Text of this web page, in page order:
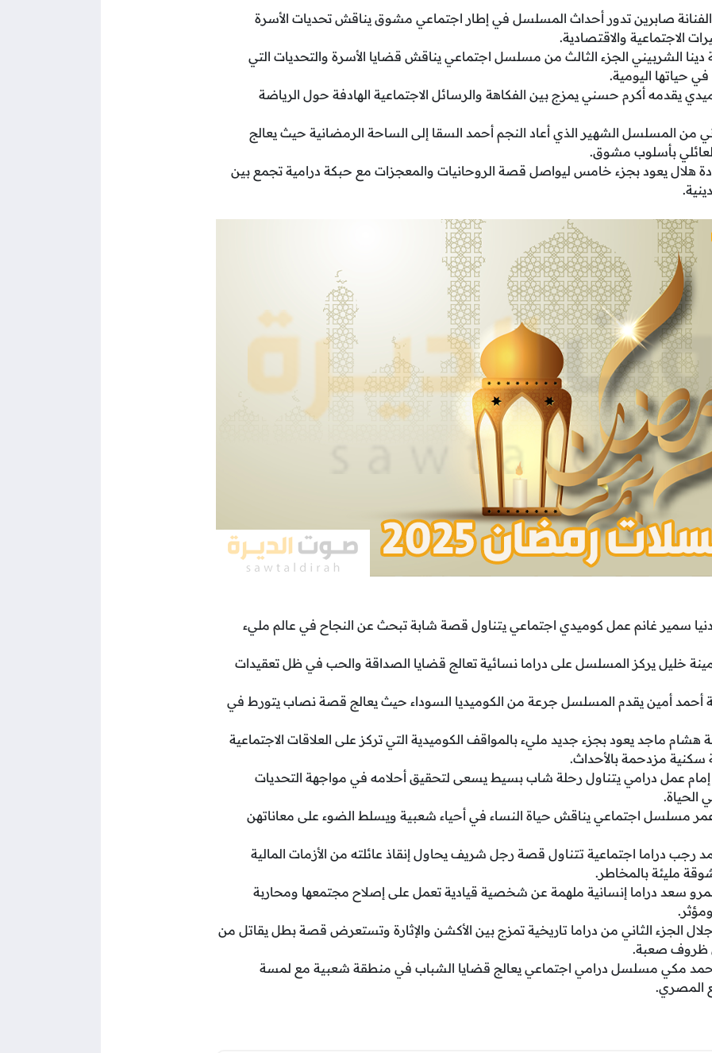
صابرين تدور أحداث المسلسل في إطار اجتماعي مشوق يناقش تحديات الأسرة
الاجتماعية والاقتصادية.
دينا الشربيني الجزء الثالث من مسلسل اجتماعي يناقش قضايا الأسرة والتحديات التي
حياتها اليومية.
يقدمه أكرم حسني يمزج بين الفكاهة والرسائل الاجتماعية الهادفة حول الرياضة
من المسلسل الشهير الذي أعاد النجم أحمد السقا إلى الساحة الرمضانية حيث يعالج
بأسلوب مشوق.
هلال يعود بجزء خامس ليواصل قصة الروحانيات والمعجزات مع حبكة درامية تجمع بين
سمير غانم عمل كوميدي اجتماعي يتناول قصة شابة تبحث عن النجاح في عالم مليء
خليل يركز المسلسل على دراما نسائية تعالج قضايا الصداقة والحب في ظل تعقيدات
أحمد أمين يقدم المسلسل جرعة من الكوميديا السوداء حيث يعالج قصة نصاب يتورط في
هشام ماجد يعود بجزء جديد مليء بالمواقف الكوميدية التي تركز على العلاقات الاجتماعية
سكنية مزدحمة بالأحداث.
عمل درامي يتناول رحلة شاب بسيط يسعى لتحقيق أحلامه في مواجهة التحديات
الحياة.
مسلسل اجتماعي يناقش حياة النساء في أحياء شعبية ويسلط الضوء على معاناتهن
رجب دراما اجتماعية تتناول قصة رجل شريف يحاول إنقاذ عائلته من الأزمات المالية
مليئة بالمخاطر.
سعد دراما إنسانية ملهمة عن شخصية قيادية تعمل على إصلاح مجتمعها ومحاربة
الجزء الثاني من دراما تاريخية تمزج بين الأكشن والإثارة وتستعرض قصة بطل يقاتل من
ظروف صعبة.
مكي مسلسل درامي اجتماعي يعالج قضايا الشباب في منطقة شعبية مع لمسة
المصري.